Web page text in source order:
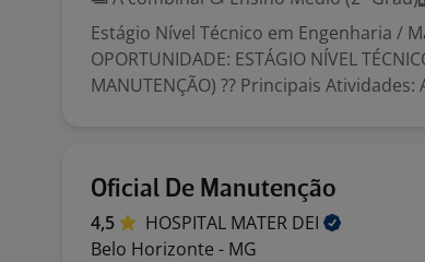
Estágio Nível Técnico em Engenharia /
OPORTUNIDADE: ESTÁGIO NÍVEL
MANUTENÇÃO) ?? Principais Atividades:
Oficial De Manutenção
4,5 HOSPITAL MATER DEI
Belo Horizonte - MG